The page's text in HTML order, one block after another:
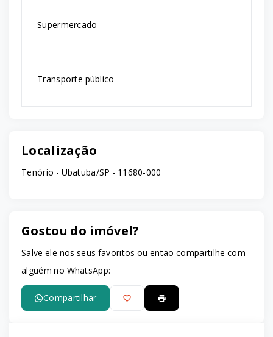
Supermercado
Transporte público
Localização
Tenório - Ubatuba/SP - 11680-000
Gostou do imóvel?
Salve ele nos seus favoritos ou então compartilhe com
alguém no WhatsApp:
Compartilhar